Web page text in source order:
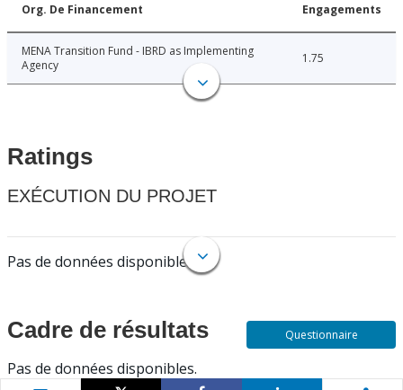
Org. De Financement Engagements
MENA Transition Fund - IBRD as Implementing
Agency
1.75
Ratings
EXÉCUTION DU PROJET
Pas de données disponibles.
Cadre de résultats
Pas de données disponibles.
Questionnaire